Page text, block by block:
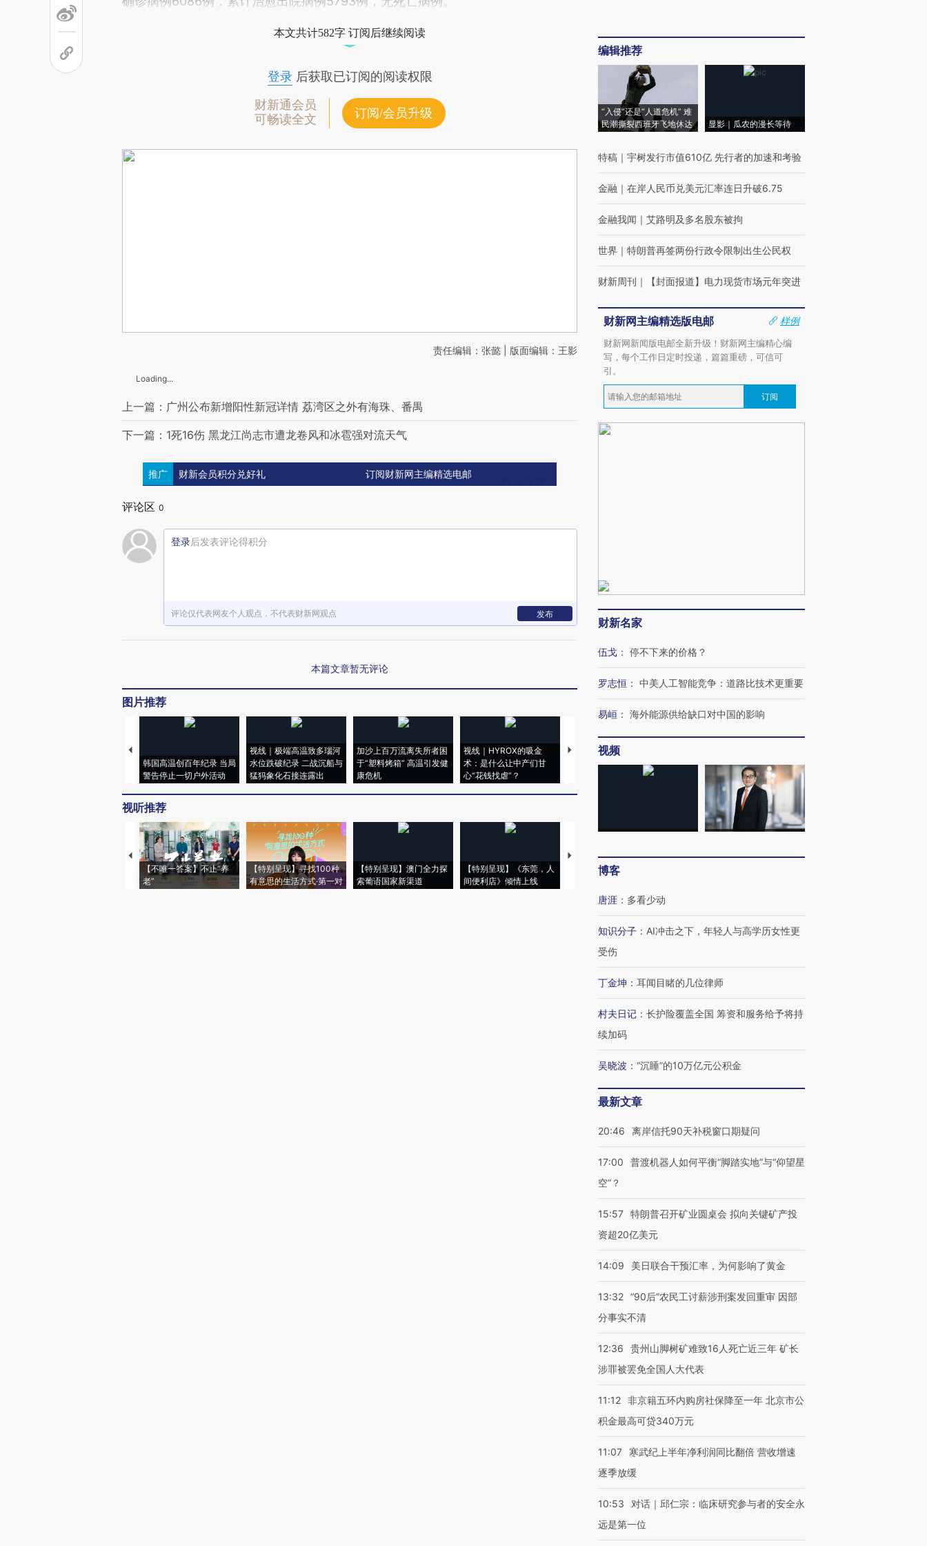
本文共计582字 订阅后继续阅读
登录后获取已订阅的阅读权限
财新通会员
可畅读全文
订阅/会员升级
责任编辑：张懿 | 版面编辑：王影
Loading...
上一篇：广州公布新增阳性新冠详情 荔湾区之外有海珠、番禺
下一篇：1死16伤 黑龙江尚志市遭龙卷风和冰雹强对流天气
推广 财新会员积分兑好礼 订阅财新网主编精选电邮
评论区 0
登录后发表评论得积分
评论仅代表网友个人观点，不代表财新网观点 发布
本篇文章暂无评论
图片推荐
韩国高温创百年纪录 当局
警告停止一切户外活动
视线｜极端高温致多瑙河
水位跌破纪录 二战沉船与
猛犸象化石接连露出
加沙上百万流离失所者困
于“塑料烤箱” 高温引发健
康危机
视线｜HYROX的吸金
术：是什么让中产们甘
心“花钱找虐”？
马航飞行员跨国走私7万
粒摇头丸 尿检体内含3种
度Z世代 用街头抗争将教
育部长拱下台
机”？难民潮撕裂西班牙
飞地休达
视听推荐
【不唯一答案】不止“养
老”
【特别呈现】寻找100种
有意思的生活方式·第一对
【特别呈现】澳门全力探
索葡语国家新渠道
【特别呈现】《东莞，人
间便利店》倾情上线
【推广】走进第四届链博
会，让数智科技“链”接产
【商旅对话】华住集团
编辑推荐
“入侵”还是“人道危机” 难
民潮撕裂西班牙飞地休达
显影｜瓜农的漫长等待
特稿 ｜ 宇树发行市值610亿 先行者的加速和考验
金融 ｜ 在岸人民币兑美元汇率连日升破6.75
金融我闻 ｜ 艾路明及多名股东被拘
世界 ｜ 特朗普再签两份行政令限制出生公民权
财新周刊 ｜ 【封面报道】电力现货市场元年突进
财新网主编精选版电邮
样例
财新网新闻版电邮全新升级！财新网主编精心编
写，每个工作日定时投递，篇篇重磅，可信可
引。
订阅
财新名家
伍戈 ： 停不下来的价格？
罗志恒 ： 中美人工智能竞争：道路比技术更重要
易峘 ： 海外能源供给缺口对中国的影响
视频
博客
唐涯 ： 多看少动
知识分子 ： AI冲击之下，年轻人与高学历女性更
受伤
丁金坤 ： 耳闻目睹的几位律师
村夫日记 ： 长护险覆盖全国 筹资和服务给予将持
续加码
吴晓波 ： “沉睡”的10万亿元公积金
最新文章
20:46 离岸信托90天补税窗口期疑问
17:00
普渡机器人如何平衡“脚踏实地”与“仰望星
空”？
15:57 特朗普召开矿业圆桌会 拟向关键矿产投
资超20亿美元
14:09 美日联合干预汇率，为何影响了黄金
13:32 “90后”农民工讨薪涉刑案发回重审 因部
分事实不清
12:36
贵州山脚树矿难致16人死亡近三年 矿长
涉罪被罢免全国人大代表
11:12 非京籍五环内购房社保降至一年 北京市公
积金最高可贷340万元
11:07
寒武纪上半年净利润同比翻倍 营收增速
逐季放缓
10:53
对话｜邱仁宗：临床研究参与者的安全永
远是第一位